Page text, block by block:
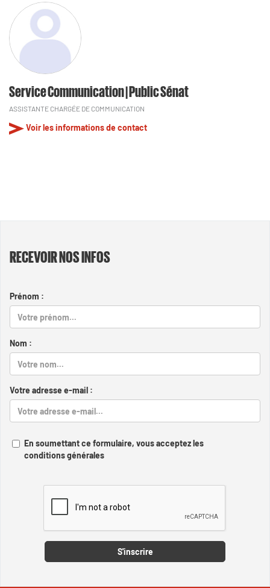
Service Communication | Public Sénat
ASSISTANTE CHARGÉE DE COMMUNICATION
Voir les informations de contact
RECEVOIR NOS INFOS
Prénom :
Nom :
Votre adresse e-mail :
En soumettant ce formulaire, vous acceptez les
conditions générales
S'inscrire